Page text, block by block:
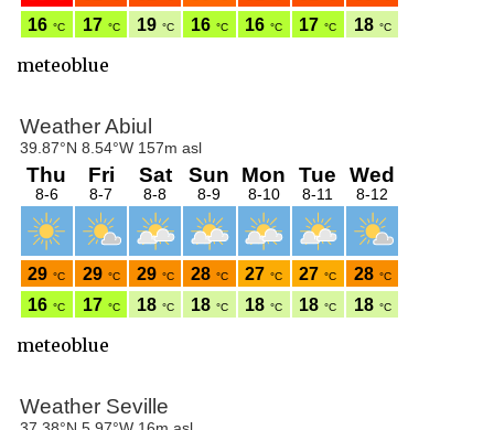
meteoblue
meteoblue